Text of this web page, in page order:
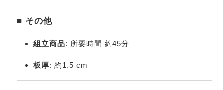
■ その他
組立商品: 所要時間 約45分
板厚: 約1.5 cm